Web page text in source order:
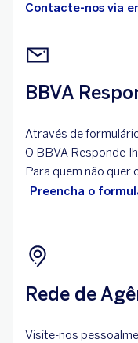
Contacte-nos via
BBVA
Através de
O BBVA Responde-
Para quem não quer
Preencha o
Rede de
Visite-nos